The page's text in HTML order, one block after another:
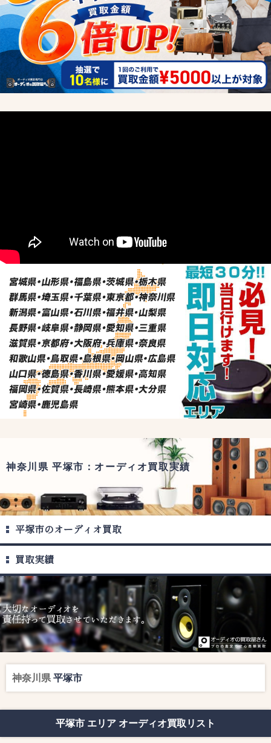
神奈川県 平塚市：オーディオ買取実績
平塚市のオーディオ買取
買取実績
神奈川県 平塚市
平塚市 エリア オーディオ買取リスト